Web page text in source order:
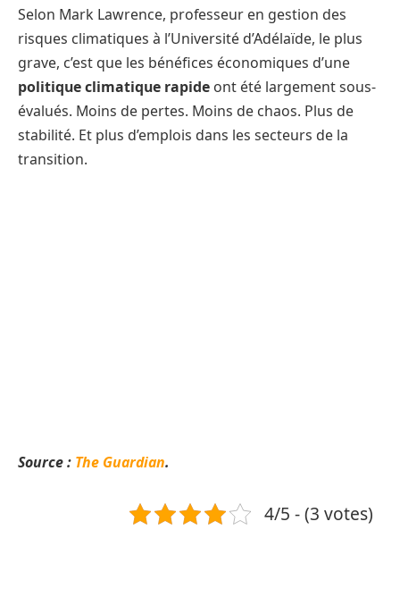
Selon Mark Lawrence, professeur en gestion des
risques climatiques à l’Université d’Adélaïde, le plus
grave, c’est que les bénéfices économiques d’une
politique climatique rapide ont été largement sous-
évalués. Moins de pertes. Moins de chaos. Plus de
stabilité. Et plus d’emplois dans les secteurs de la
transition.
Source : The Guardian.
4/5 - (3 votes)